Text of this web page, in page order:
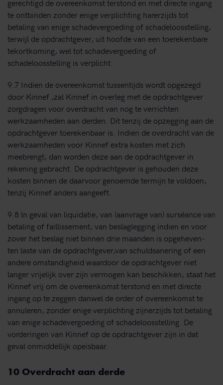
gerechtigd de overeenkomst terstond en met directe ingang
te ontbinden zonder enige verplichting harerzijds tot
betaling van enige schadevergoeding of schadeloosstelling,
terwijl de opdrachtgever, uit hoofde van een toerekenbare
tekortkoming, wel tot schadevergoeding of
schadeloosstelling is verplicht.
9.7 Indien de overeenkomst tussentijds wordt opgezegd
door Kinnef ,zal Kinnef in overleg met de opdrachtgever
zorgdragen voor overdracht van nog te verrichten
werkzaamheden aan derden. Dit tenzij de opzegging aan de
opdrachtgever toerekenbaar is. Indien de overdracht van de
werkzaamheden voor Kinnef extra kosten met zich
meebrengt, dan worden deze aan de opdrachtgever in
rekening gebracht. De opdrachtgever is gehouden deze
kosten binnen de daarvoor genoemde termijn te voldoen,
tenzij Kinnef anders aangeeft.
9.8 ln geval van liquidatie, van (aanvrage van) surséance van
betaling of faillissement, van beslaglegging indien en voor
zover het beslag niet binnen drie maanden is opgeheven-
ten laste van de opdrachtgever,van schuldsanering of een
andere omstandigheid waardoor de opdrachtgever niet
langer vrijelijk over zijn vermogen kan beschikken, staat het
Kinnef vrij om de overeenkomst terstond en met directe
ingang op te zeggen danwel de order of overeenkomst te
annuleren, zonder enige verplichting zijnerzijds tot betaling
van enige schadevergoeding of schadeloosstelling. De
vorderingen van Kinnef op de opdrachtgever zijn in dat
geval onmiddellijk opeisbaar.
10 Overdracht aan derde